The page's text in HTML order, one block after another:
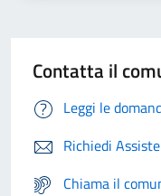
Contatta il
Leggi le
Richiedi
Chiama il